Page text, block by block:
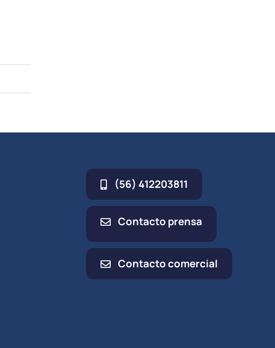
(56) 412203811
Contacto prensa
Contacto comercial